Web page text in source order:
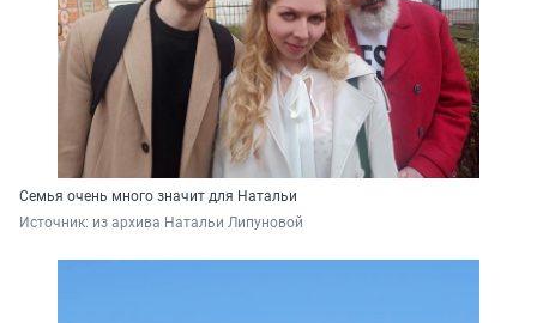
Семья очень много значит для Натальи
Источник: из архива Натальи Липуновой